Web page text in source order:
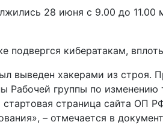
28 июня с 9.00 до 11.00
подвергся кибератакам,
выведен хакерами из строя.
Рабочей группы по
стартовая страница сайта
– отмечается в